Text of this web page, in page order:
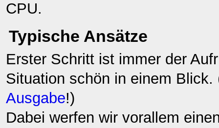
CPU.
Typische Ansätze
Erster Schritt ist immer der
Situation schön in einem
Ausgabe!)
Dabei werfen wir vorallem